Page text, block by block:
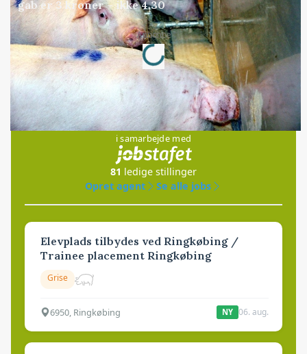
gab er 3 kroner – ikke 4,30
Annonce
Loading...
Jobs
i samarbejde med
81 ledige stillinger
Opret agent
Se alle jobs
Elevplads tilbydes ved Ringkøbing /
Trainee placement Ringkøbing
Grise
6950, Ringkøbing NY 06. aug.